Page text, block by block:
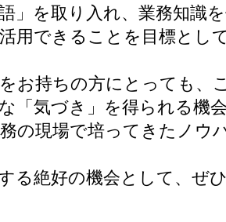
」を取り入れ、業務知識
用できることを目標とし
お持ちの方にとっても、
な「気づき」を得られる機
の現場で培ってきたノウ
る絶好の機会として、ぜ